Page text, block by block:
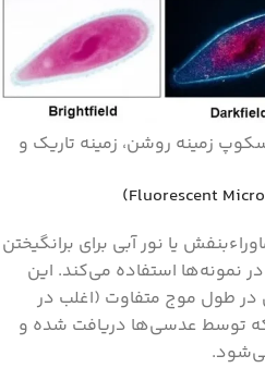
زمینه روشن، زمینه تاریک و
یا نور آبی برای برانگیختن
نمونه‌ها استفاده می‌کند. این
در طول ‌موج متفاوت (اغلب در
توسط عدسی‌ها دریافت شده و